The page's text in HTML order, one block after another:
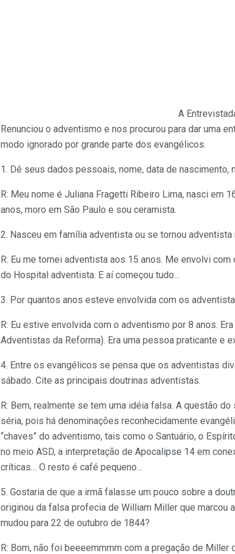
A
Renunciou o adventismo e nos procurou para dar uma
modo ignorado por grande parte dos evangélicos.
1. Dê seus dados pessoais, nome, data de nascimento,
R: Meu nome é Juliana Fragetti Ribeiro Lima, nasci em
anos, moro em São Paulo e sou ceramista.
2. Nasceu em família adventista ou se tornou adventista
R: Eu me tornei adventista aos 15 anos. Me envolvi
do Hospital adventista. E aí começou tudo…
3. Por quantos anos esteve envolvida com os
R: Eu estive envolvida com o adventismo por 8 anos.
Adventistas da Reforma). Era uma pessoa praticante e
4. Entre os evangélicos se pensa que os adventistas
sábado. Cite as principais doutrinas adventistas.
R: Bem, realmente se tem uma idéia falsa. A questão
séria, pois há denominações reconhecidamente
“chaves” do adventismo, tais como o Santuário, o
no meio ASD, a interpretação de Apocalipse 14 em
críticas… O resto é café pequeno…
5. Gostaria de que a irmã falasse um pouco sobre a
originou da falsa profecia de William Miller que marcou
mudou para 22 de outubro de 1844?
R: Bom, não foi beeeemmmm com a pregação de